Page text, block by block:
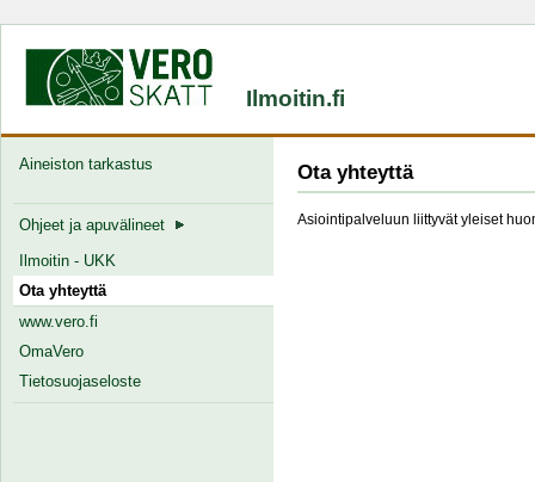
Ilmoitin.fi
Aineiston tarkastus
Ohjeet ja apuvälineet
Ilmoitin - UKK
Ota yhteyttä
www.vero.fi
OmaVero
Tietosuojaseloste
Ota yhteyttä
Asiointipalveluun liittyvät yleiset